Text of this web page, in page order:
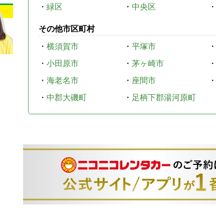
・ 緑区 ・ 中央区 ・
その他市区町村
・ 横須賀市 ・ 平塚市 ・
・ 小田原市 ・ 茅ヶ崎市 ・
・ 海老名市 ・ 座間市 ・
・ 中郡大磯町 ・ 足柄下郡湯河原町